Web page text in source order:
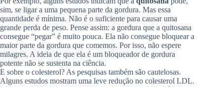
sim, se ligar a uma pequena parte da gordura. Mas essa
quantidade é mínima. Não é o suficiente para causar uma
grande perda de peso. Pense assim: a gordura que a quitosana
consegue “pegar” é muito pouca. Ela não consegue bloquear a
maior parte da gordura que comemos. Por isso, não espere
milagres. A ideia de que ela é um bloqueador de gordura
potente não se sustenta na ciência.
E sobre o colesterol? As pesquisas também são cautelosas.
Alguns estudos mostram uma leve redução no colesterol LDL.